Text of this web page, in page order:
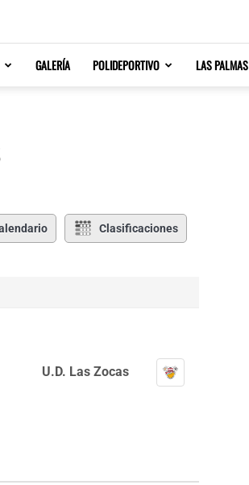
GALERÍA POLIDEPORTIVO LAS PALMAS
Clasificaciones
U.D. Las Zocas